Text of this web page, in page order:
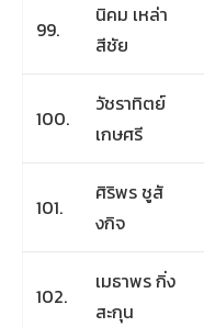
99.
นิคม เหล่า
สีชัย
100.
วัชราทิตย์
เกษศรี
101.
ศิริพร ชูสั
งกิจ
102.
เมธาพร กิ่ง
สะกุน